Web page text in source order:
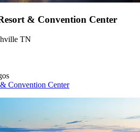
& Convention Center
TN
Convention Center